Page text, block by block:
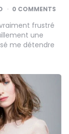
0 COMMENTS
frustré
une
me détendre